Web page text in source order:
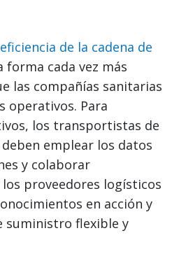
de la cadena de
forma cada vez más
las compañías sanitarias
operativos. Para
los transportistas de
emplear los datos
y colaborar
proveedores logísticos
en acción y
suministro flexible y